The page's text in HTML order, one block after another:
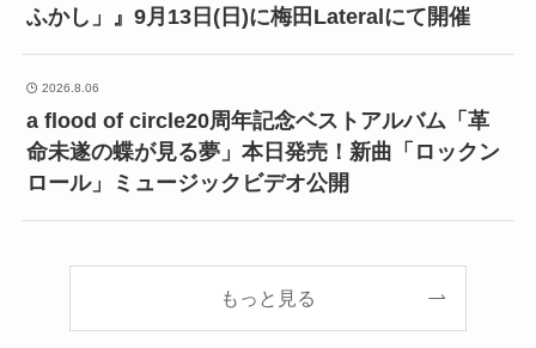
ふかし」』9月13日(日)に梅田Lateralにて開催
2026.8.06
a flood of circle20周年記念ベストアルバム「革
命未遂の蝶が見る夢」本日発売！新曲「ロックン
ロール」ミュージックビデオ公開
もっと見る